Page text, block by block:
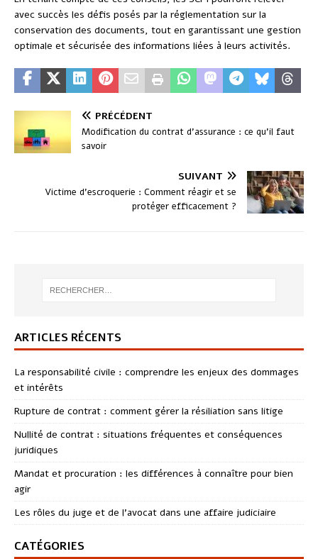
avec succès les défis posés par la réglementation sur la
conservation des documents, tout en garantissant une gestion
optimale et sécurisée des informations liées à leurs activités.
PRÉCÉDENT
Modification du contrat d’assurance : ce qu’il faut
savoir
SUIVANT
Victime d’escroquerie : Comment réagir et se
protéger efficacement ?
ARTICLES RÉCENTS
La responsabilité civile : comprendre les enjeux des dommages
et intérêts
Rupture de contrat : comment gérer la résiliation sans litige
Nullité de contrat : situations fréquentes et conséquences
juridiques
Mandat et procuration : les différences à connaître pour bien
agir
Les rôles du juge et de l’avocat dans une affaire judiciaire
CATÉGORIES